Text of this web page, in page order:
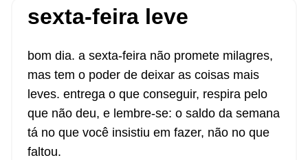
sexta-feira leve
bom dia. a sexta-feira não promete milagres,
mas tem o poder de deixar as coisas mais
leves. entrega o que conseguir, respira pelo
que não deu, e lembre-se: o saldo da semana
tá no que você insistiu em fazer, não no que
faltou.